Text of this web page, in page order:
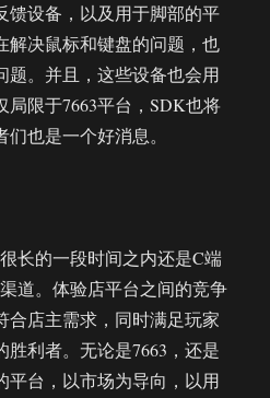
馈设备，以及用于脚部的平
解决鼠标和键盘的问题，也
题。并且，这些设备也会用
局限于7663平台，SDK也将
也是一个好消息。
长的一段时间之内还是C端
道。体验店平台之间的竞争
合店主需求，同时满足玩家
利者。无论是7663，还是
平台，以市场为导向，以用